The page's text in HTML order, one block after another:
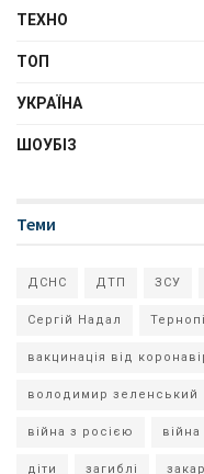
ТЕХНО
ТОП
УКРАЇНА
ШОУБІЗ
Теми
ДСНС ДТП ЗСУ
Сергій Надал
вакцинація від
володимир зеленський
війна з росією
діти загиблі